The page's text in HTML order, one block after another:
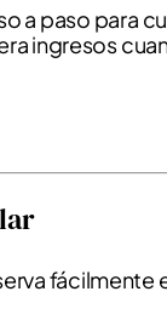
a paso para
ingresos
fácilmente